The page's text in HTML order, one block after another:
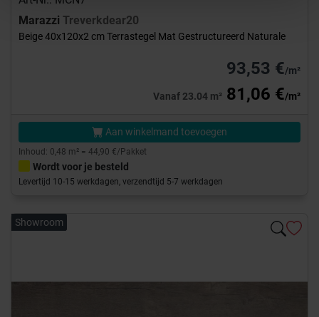
Marazzi Treverkdear20
Beige 40x120x2 cm Terrastegel Mat Gestructureerd Naturale
93,53 €/m²
Vanaf 23.04 m² 81,06 €/m²
Aan winkelmand toevoegen
Inhoud: 0,48 m² = 44,90 €/Pakket
Wordt voor je besteld
Levertijd 10-15 werkdagen, verzendtijd 5-7 werkdagen
Showroom